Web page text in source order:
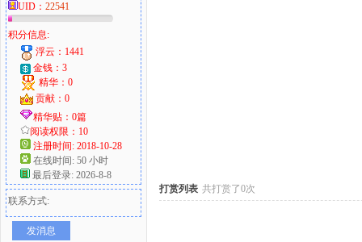
爱
好
UID： 22541
积分信息:
浮云：1441
金钱：3
精华：0
贡献：0
精华贴：0篇
阅读权限：10
注册时间: 2018-10-28
在线时间: 50 小时
最后登录: 2026-8-8
联系方式:
发消息
打赏列表 共打赏了0次